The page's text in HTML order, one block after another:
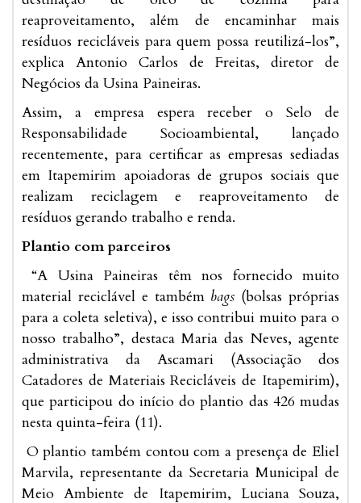
reaproveitamento, além de encaminhar mais
resíduos recicláveis para quem possa reutilizá-los”,
explica Antonio Carlos de Freitas, diretor de
Negócios da Usina Paineiras.
Assim, a empresa espera receber o Selo de
Responsabilidade Socioambiental, lançado
recentemente, para certificar as empresas sediadas
em Itapemirim apoiadoras de grupos sociais que
realizam reciclagem e reaproveitamento de
resíduos gerando trabalho e renda.
Plantio com parceiros
“A Usina Paineiras têm nos fornecido muito
material reciclável e também bags (bolsas próprias
para a coleta seletiva), e isso contribui muito para o
nosso trabalho”, destaca Maria das Neves, agente
administrativa da Ascamari (Associação dos
Catadores de Materiais Recicláveis de Itapemirim),
que participou do início do plantio das 426 mudas
nesta quinta-feira (11).
O plantio também contou com a presença de Eliel
Marvila, representante da Secretaria Municipal de
Meio Ambiente de Itapemirim, Luciana Souza,